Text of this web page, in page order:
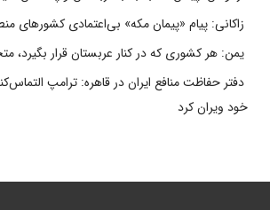
زاکانی: پیام «پیمان مکه» بی‌اعتمادی کشورهای
یمن: هر کشوری که در کنار عربستان قرار بگیرد،
دفتر حفاظت منافع ایران در قاهره: ترامپ
خود ویران کرد